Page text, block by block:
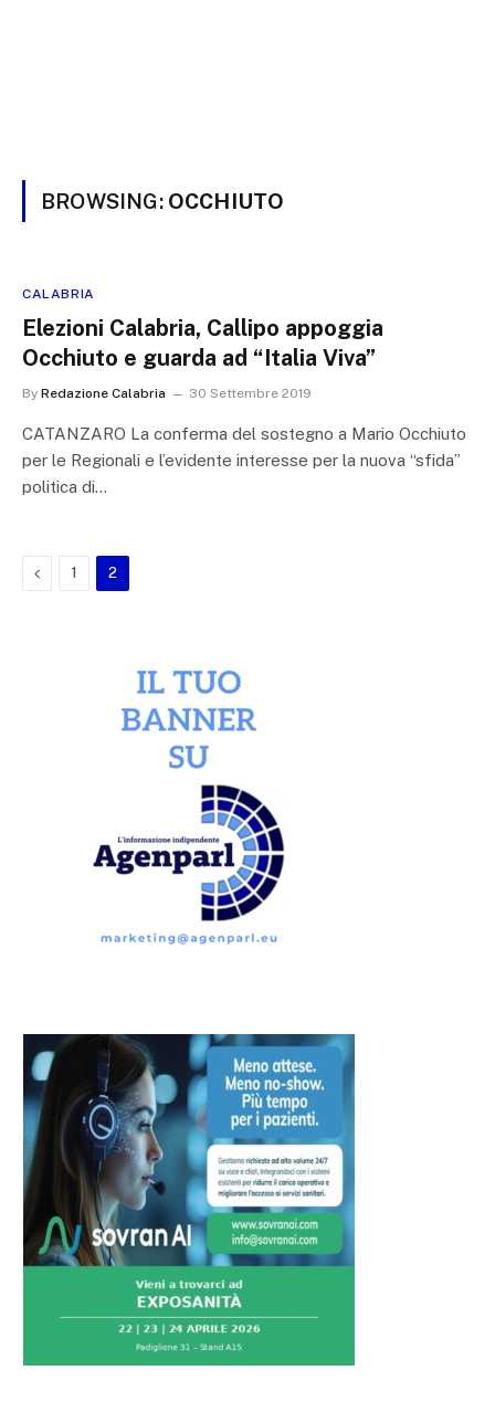
BROWSING: OCCHIUTO
CALABRIA
Elezioni Calabria, Callipo appoggia
Occhiuto e guarda ad “Italia Viva”
By Redazione Calabria 30 Settembre 2019
CATANZARO La conferma del sostegno a Mario Occhiuto
per le Regionali e l’evidente interesse per la nuova “sfida”
politica di…
Previous
1 2